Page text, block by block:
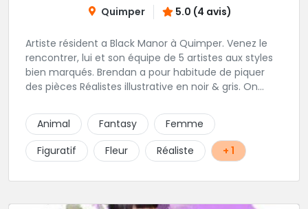
Quimper 5.0 (4 avis)
Artiste résident a Black Manor à Quimper. Venez le
rencontrer, lui et son équipe de 5 artistes aux styles
bien marqués. Brendan a pour habitude de piquer
des pièces Réalistes illustrative en noir & gris. On
de votre projet avec lui.
Animal Fantasy
Femme
Figuratif
Fleur Réaliste + 1